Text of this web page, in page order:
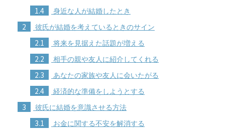
1.4 身近な人が結婚したとき
2 彼氏が結婚を考えているときのサイン
2.1 将来を見据えた話題が増える
2.2 相手の親や友人に紹介してくれる
2.3 あなたの家族や友人に会いたがる
2.4 経済的な準備をしようとする
3 彼氏に結婚を意識させる方法
3.1 お金に関する不安を解消する